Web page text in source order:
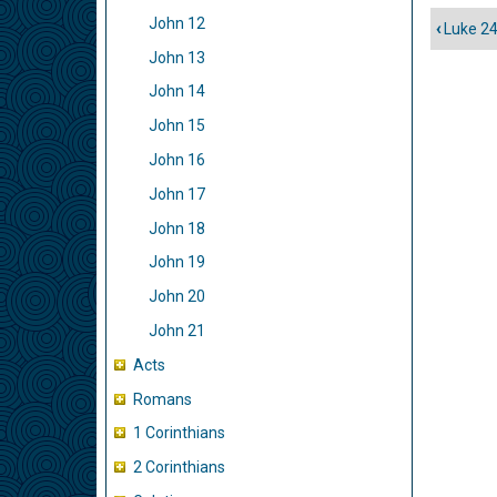
John 12
John 13
John 14
John 15
John 16
John 17
John 18
John 19
John 20
John 21
Acts
Romans
1 Corinthians
2 Corinthians
‹Luke 24